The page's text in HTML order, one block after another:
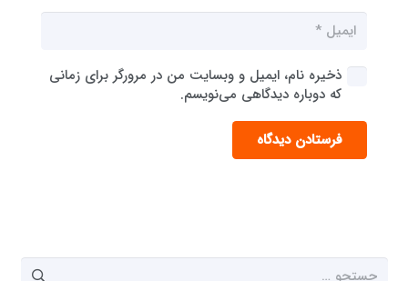
ذخیره نام، ایمیل و وبسایت من در مرورگر برای زمانی
که دوباره دیدگاهی می‌نویسم.
فرستادن دیدگاه
جستجو